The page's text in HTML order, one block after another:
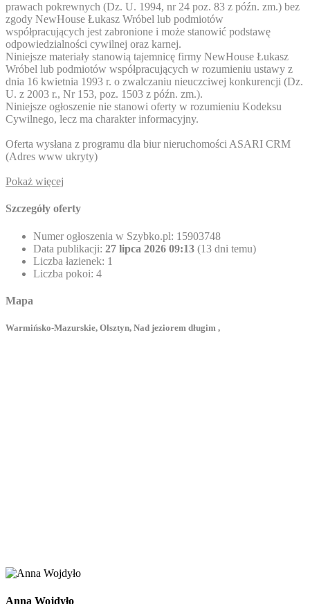
prawach pokrewnych (Dz. U. 1994, nr 24 poz. 83 z późn. zm.) bez
zgody NewHouse Łukasz Wróbel lub podmiotów
współpracujących jest zabronione i może stanowić podstawę
odpowiedzialności cywilnej oraz karnej.
Niniejsze materiały stanowią tajemnicę firmy NewHouse Łukasz
Wróbel lub podmiotów współpracujących w rozumieniu ustawy z
dnia 16 kwietnia 1993 r. o zwalczaniu nieuczciwej konkurencji (Dz.
U. z 2003 r., Nr 153, poz. 1503 z późn. zm.).
Niniejsze ogłoszenie nie stanowi oferty w rozumieniu Kodeksu
Cywilnego, lecz ma charakter informacyjny.
Oferta wysłana z programu dla biur nieruchomości ASARI CRM
(Adres www ukryty)
Pokaż więcej
Szczegóły oferty
Numer ogłoszenia w Szybko.pl: 15903748
Data publikacji: 27 lipca 2026 09:13 (13 dni temu)
Liczba łazienek: 1
Liczba pokoi: 4
Mapa
Warmińsko-Mazurskie, Olsztyn, Nad jeziorem długim ,
Anna Wojdyło